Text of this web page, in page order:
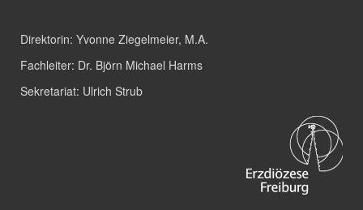
Direktorin: Yvonne Ziegelmeier, M.A.
Fachleiter: Dr. Björn Michael Harms
Sekretariat: Ulrich Strub